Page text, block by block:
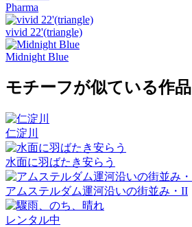
Pharma
vivid 22'(triangle)
Midnight Blue
モチーフが似ている作品
仁淀川
水面に羽ばたき安らう
アムステルダム運河沿いの街並み・II
レンタル中